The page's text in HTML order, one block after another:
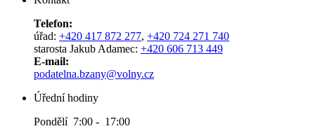
Telefon:
úřad: +420 417 872 277, +420 724 271 740
starosta Jakub Adamec: +420 606 713 449
E-mail:
podatelna.bzany@volny.cz
Úřední hodiny
Pondělí 7:00 - 17:00